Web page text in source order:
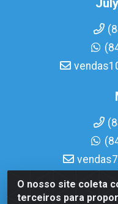
O nosso site coleta
terceiros para
Casa Norte LTDA -